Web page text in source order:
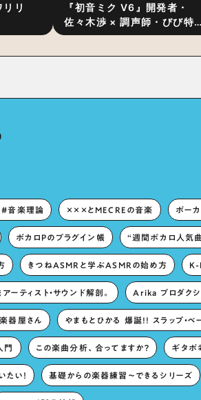
リ
』を9
『初音ミク V6』開発者・
佐々木渉 × 調声師・びび特
別対談 〜豊かな歌声表現の
#音楽理論 ×××とMECREの音楽 ボー
ボカロPのプラグイン帳 “週間ボカロ人気曲
きつねASMRと学ぶASMRの始め方 K-
ーティスト・サウンド解剖。 Arika プロダクシ
器屋さん やまもとひかる 爆誕!! スラップ・ベ
門 この楽曲分析、合ってますか？ ギタボ
い！ 基礎からの楽器練習〜できるシリーズ